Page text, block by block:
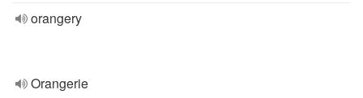
orangery
Orangerie